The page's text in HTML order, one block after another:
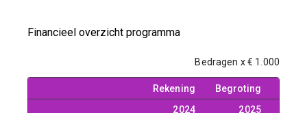
clustering. Om een bijdrage te leveren aan de realisatie
gebouwd/aangepast. De Coronacrisis heeft aangetoond
dat ventilatie erg belangrijk is; dit heeft consequenties
Financieel overzicht programma
Bedragen x € 1.000
Rekening
Begroting
2024
2025